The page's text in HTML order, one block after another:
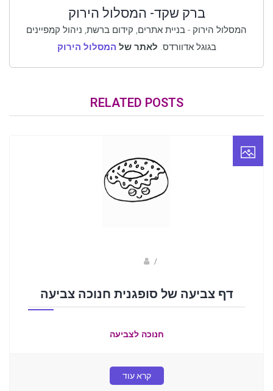
ברק שקד- המסלול הירוק
המסלול הירוק - בניית אתרים, קידום ברשת, ניהול קמפיינים
בגוגל אדוורדס. לאתר של המסלול הירוק
RELATED POSTS
/
דף צביעה של סופגנית חנוכה צביעה
חנוכה לצביעה
קרא עוד